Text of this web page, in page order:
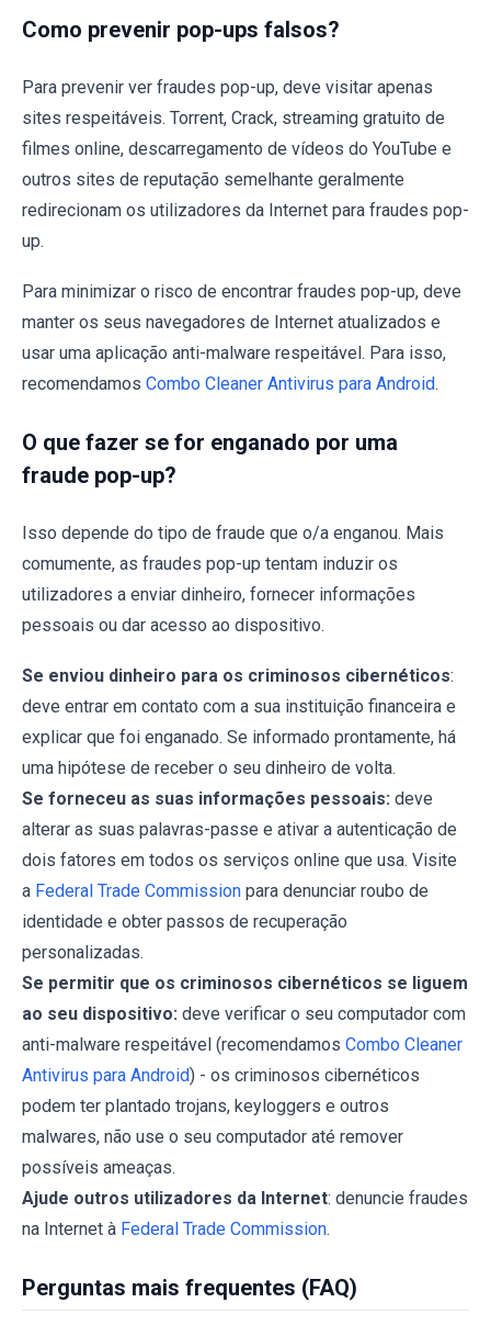
Como prevenir pop-ups falsos?
Para prevenir ver fraudes pop-up, deve visitar apenas
sites respeitáveis. Torrent, Crack, streaming gratuito de
filmes online, descarregamento de vídeos do YouTube e
outros sites de reputação semelhante geralmente
redirecionam os utilizadores da Internet para fraudes pop-
up.
Para minimizar o risco de encontrar fraudes pop-up, deve
manter os seus navegadores de Internet atualizados e
usar uma aplicação anti-malware respeitável. Para isso,
recomendamos Combo Cleaner Antivirus para Android.
O que fazer se for enganado por uma
fraude pop-up?
Isso depende do tipo de fraude que o/a enganou. Mais
comumente, as fraudes pop-up tentam induzir os
utilizadores a enviar dinheiro, fornecer informações
pessoais ou dar acesso ao dispositivo.
Se enviou dinheiro para os criminosos cibernéticos:
deve entrar em contato com a sua instituição financeira e
explicar que foi enganado. Se informado prontamente, há
uma hipótese de receber o seu dinheiro de volta.
Se forneceu as suas informações pessoais: deve
alterar as suas palavras-passe e ativar a autenticação de
dois fatores em todos os serviços online que usa. Visite
a Federal Trade Commission para denunciar roubo de
identidade e obter passos de recuperação
personalizadas.
Se permitir que os criminosos cibernéticos se liguem
ao seu dispositivo: deve verificar o seu computador com
anti-malware respeitável (recomendamos Combo Cleaner
Antivirus para Android) - os criminosos cibernéticos
podem ter plantado trojans, keyloggers e outros
malwares, não use o seu computador até remover
possíveis ameaças.
Ajude outros utilizadores da Internet: denuncie fraudes
na Internet à Federal Trade Commission.
Perguntas mais frequentes (FAQ)